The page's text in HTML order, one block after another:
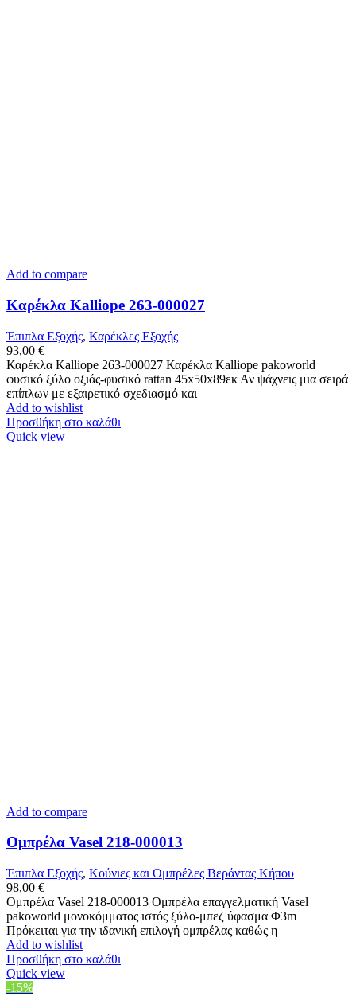
Add to compare
Καρέκλα Kalliope 263-000027
Έπιπλα Εξοχής, Καρέκλες Εξοχής
93,00 €
Καρέκλα Kalliope 263-000027 Καρέκλα Kalliope pakoworld
φυσικό ξύλο οξιάς-φυσικό rattan 45x50x89εκ Αν ψάχνεις μια σειρά
επίπλων με εξαιρετικό σχεδιασμό και
Add to wishlist
Προσθήκη στο καλάθι
Quick view
Add to compare
Ομπρέλα Vasel 218-000013
Έπιπλα Εξοχής, Κούνιες και Ομπρέλες Βεράντας Κήπου
98,00 €
Ομπρέλα Vasel 218-000013 Ομπρέλα επαγγελματική Vasel
pakoworld μονοκόμματος ιστός ξύλο-μπεζ ύφασμα Φ3m
Πρόκειται για την ιδανική επιλογή ομπρέλας καθώς η
Add to wishlist
Προσθήκη στο καλάθι
Quick view
-15%